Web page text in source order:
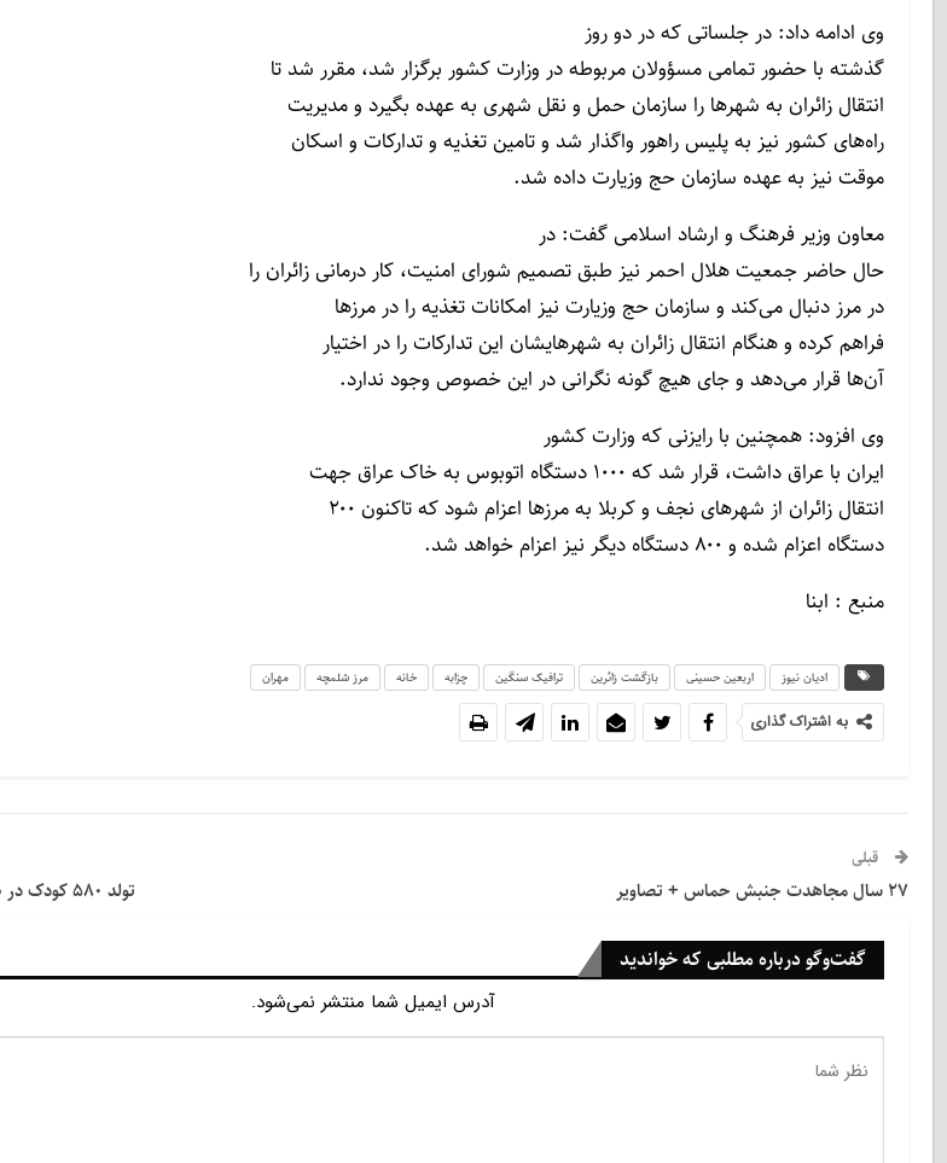
وی ادامه داد: در جلساتی که در دو روز
گذشته با حضور تمامی مس‍ؤولان مربوطه در وزارت کشور برگزار شد، مقرر شد تا
انتقال زائران به شهر‌ها را سازمان حمل و نقل شهری به عهده بگیرد و مدیریت
راه‌های کشور نیز به پلیس راهور واگذار شد و تامین تغذیه و تدارکات و اسکان
موقت نیز به عهده سازمان حج وزیارت داده شد.
معاون وزیر فرهنگ و ارشاد اسلامی گفت: در
حال حاضر جمعیت هلال احمر نیز طبق تصمیم شورای امنیت، کار درمانی زائران را
در مرز دنبال می‌کند و سازمان حج وزیارت نیز امکانات تغذیه را در مرز‌ها
فراهم کرده و هنگام انتقال زائران به شهر‌هایشان این تدارکات را در اختیار
آن‌ها قرار می‌دهد و جای هیچ گونه نگرانی در این خصوص وجود ندارد.
وی افزود: همچنین با رایزنی که وزارت کشور
ایران با عراق داشت، قرار شد که ۱۰۰۰ دستگاه اتوبوس به خاک عراق جهت
انتقال زائران از شهرهای نجف و کربلا به مرز‌ها اعزام شود که تاکنون ۲۰۰
دستگاه اعزام شده و ۸۰۰ دستگاه دیگر نیز اعزام خواهد شد.
منبع : ابنا
ادیان نیوز اربعین حسینی بازگشت زائرین ترافیک سنگین چزابه خانه مرز شلمچه مهران
به اشتراک گذاری
قبلی
۲۷ سال مجاهدت جنبش حماس + تصاویر تولد 580 کودک در طول ایام اربعین در کربلا
گفت‌وگو درباره مطلبی که خواندید
آدرس ایمیل شما منتشر نمی‌شود.